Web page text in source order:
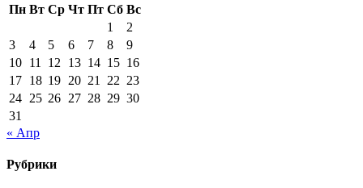
Пн Вт Ср Чт Пт Сб Вс
1
2
3
4 5 6 7 8
9
10 11 12 13 14 15 16
17 18 19 20 21 22 23
24 25 26 27 28 29 30
31
« Апр
Рубрики